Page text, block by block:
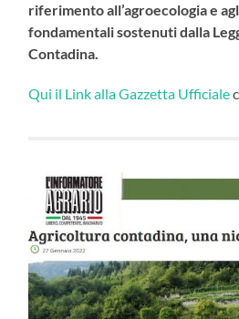
riferimento all’agroecologia e
fondamentali sostenuti dalla
Contadina.
Qui il Link alla Gazzetta Ufficiale